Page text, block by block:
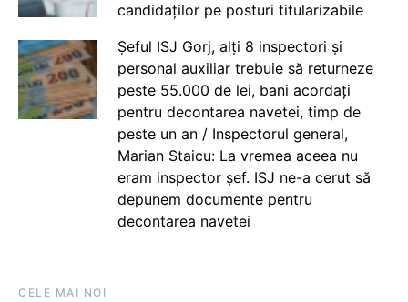
candidaților pe posturi titularizabile
Șeful ISJ Gorj, alți 8 inspectori și
personal auxiliar trebuie să returneze
peste 55.000 de lei, bani acordați
pentru decontarea navetei, timp de
peste un an / Inspectorul general,
Marian Staicu: La vremea aceea nu
eram inspector șef. ISJ ne-a cerut să
depunem documente pentru
decontarea navetei
CELE MAI NOI